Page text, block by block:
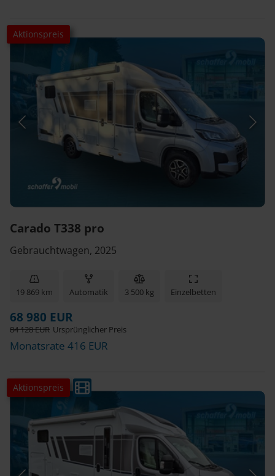
Aktionspreis
Carado T338 pro
Gebrauchtwagen, 2025
19 869 km Automatik 3 500 kg Einzelbetten
68 980 EUR
84 128 EUR Ursprünglicher Preis
Monatsrate 416 EUR
Aktionspreis